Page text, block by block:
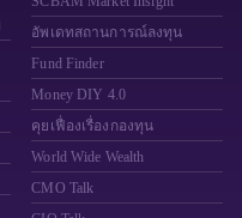
อัพเดทสถานการณ์ลงทุน
Fund Finder
Money DIY 4.0
คุยเฟื่องเรื่องกองทุน
World Wide Wealth
CMO Talk